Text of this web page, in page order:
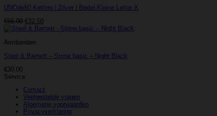
UNOde50 Ketting | Zilver | Bedel Kleine Letter X
€65.00 Oorspronkelijke
prijs
€65.00.
€32.50Huidige
prijs
Armbanden
Steel & Barnett – Stone basic – Night Black
€30.00
Service
Contact
Veelgestelde vragen
Algemene voorwaarden
Privacyverklaring